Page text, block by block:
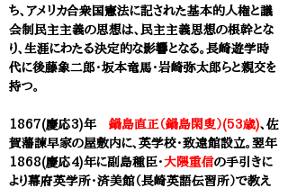
ち、アメリカ合衆国憲法に記された基本的人権と議
会制民主主義の思想は、民主主義思想の根幹とな
り、生涯にわたる決定的な影響となる。長崎遊学時
代に後藤象二郎・坂本竜馬・岩崎弥太郎らと親交を
持つ。
1867(慶応3)年 鍋島直正（鍋島閑叟）(53歳)、佐
賀藩諫早家の屋敷内に、英学校・致遠館設立。翌年
1868(慶応4)年に副島種臣・大隈重信の手引きに
より幕府英学所・済美館（長崎英語伝習所）で教え